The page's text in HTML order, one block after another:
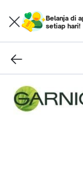
Belanja di
setiap hari!